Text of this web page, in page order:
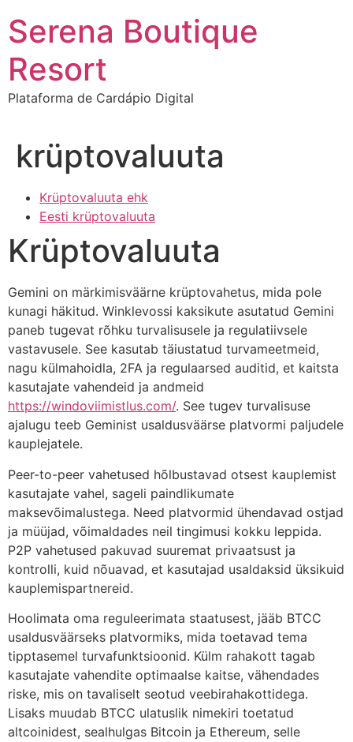
para
conteúdo
Serena Boutique
Resort
Plataforma de Cardápio Digital
krüptovaluuta
Krüptovaluuta ehk
Eesti krüptovaluuta
Krüptovaluuta
Gemini on märkimisväärne krüptovahetus, mida pole
kunagi häkitud. Winklevossi kaksikute asutatud Gemini
paneb tugevat rõhku turvalisusele ja regulatiivsele
vastavusele. See kasutab täiustatud turvameetmeid,
nagu külmahoidla, 2FA ja regulaarsed auditid, et kaitsta
kasutajate vahendeid ja andmeid
https://windoviimistlus.com/. See tugev turvalisuse
ajalugu teeb Geminist usaldusväärse platvormi paljudele
kauplejatele.
Peer-to-peer vahetused hõlbustavad otsest kauplemist
kasutajate vahel, sageli paindlikumate
maksevõimalustega. Need platvormid ühendavad ostjad
ja müüjad, võimaldades neil tingimusi kokku leppida.
P2P vahetused pakuvad suuremat privaatsust ja
kontrolli, kuid nõuavad, et kasutajad usaldaksid üksikuid
kauplemispartnereid.
Hoolimata oma reguleerimata staatusest, jääb BTCC
usaldusväärseks platvormiks, mida toetavad tema
tipptasemel turvafunktsioonid. Külm rahakott tagab
kasutajate vahendite optimaalse kaitse, vähendades
riske, mis on tavaliselt seotud veebirahakottidega.
Lisaks muudab BTCC ulatuslik nimekiri toetatud
altcoinidest, sealhulgas Bitcoin ja Ethereum, selle